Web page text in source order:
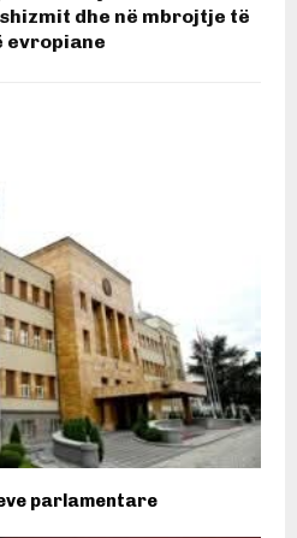
dhe në mbrojtje të
evropiane
parlamentare